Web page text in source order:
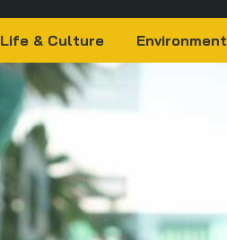
Life & Culture Environment